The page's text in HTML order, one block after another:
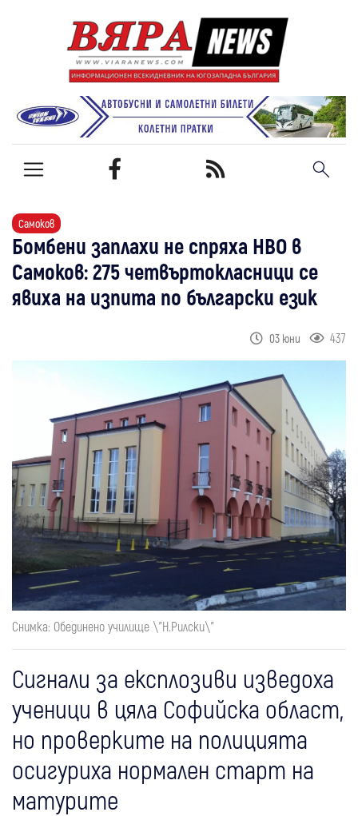
Самоков
Бомбени заплахи не спряха НВО в
Самоков: 275 четвъртокласници се
явиха на изпита по български език
03 юни 437
Снимка: Обединено училище \"Н.Рилски\"
Сигнали за експлозиви изведоха
ученици в цяла Софийска област,
но проверките на полицията
осигуриха нормален старт на
матурите